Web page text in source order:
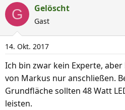
a
t
i
o
n
n
:
G Gelöscht
Gast
14. Okt. 2017
Ich bin zwar kein Experte,
von Markus nur anschließen.
Grundfläche sollten 48 Watt
leisten.